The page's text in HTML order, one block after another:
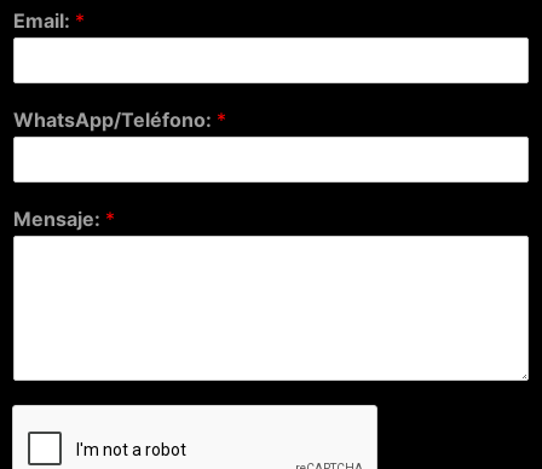
Email: *
WhatsApp/Teléfono: *
Mensaje: *